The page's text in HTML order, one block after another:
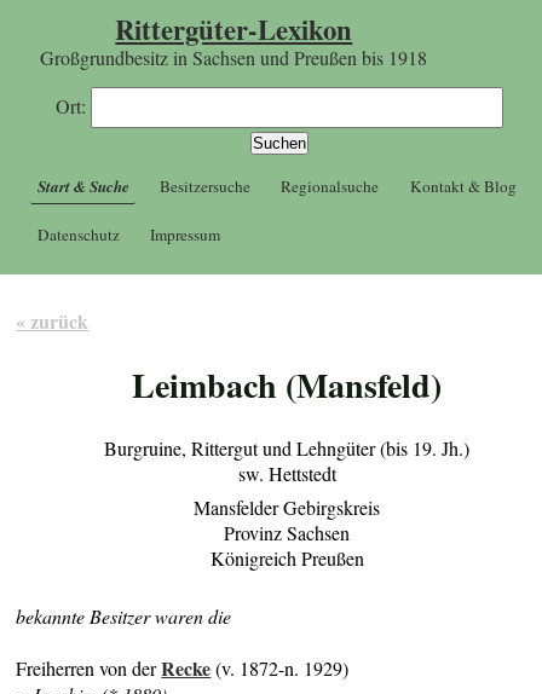
Rittergüter-Lexikon
Großgrundbesitz in Sachsen und Preußen bis 1918
Ort:
Start & Suche Besitzersuche Regionalsuche Kontakt & Blog
Datenschutz Impressum
« zurück
Leimbach (Mansfeld)
Burgruine, Rittergut und Lehngüter (bis 19. Jh.)
sw. Hettstedt
Mansfelder Gebirgskreis
Provinz Sachsen
Königreich Preußen
bekannte Besitzer waren die
Freiherren von derRecke(v. 1872-n. 1929)